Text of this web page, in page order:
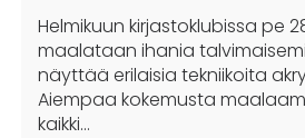
Helmikuun kirjastoklubissa pe
maalataan ihania
näyttää erilaisia tekniikoita
Aiempaa kokemusta
kaikki…